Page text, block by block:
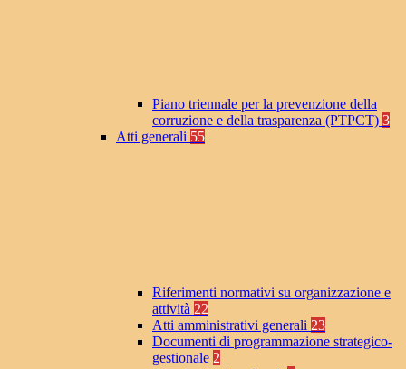
Piano triennale per la prevenzione della
corruzione e della trasparenza (PTPCT) 3
Atti generali 55
Riferimenti normativi su organizzazione e
attività 22
Atti amministrativi generali 23
Documenti di programmazione strategico-
gestionale 2